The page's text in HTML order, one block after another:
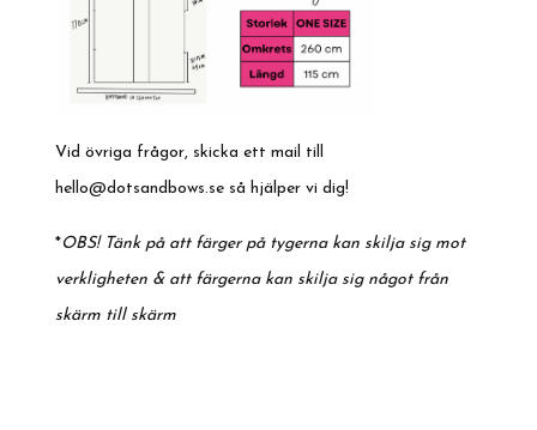
Vid övriga frågor, skicka ett mail till
hello@dotsandbows.se så hjälper vi dig!
*OBS! Tänk på att färger på tygerna kan skilja sig mot
verkligheten & att färgerna kan skilja sig något från
skärm till skärm